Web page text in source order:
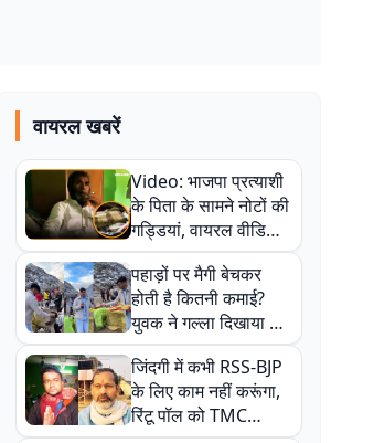
वायरल खबरें
Video: भाजपा प्रत्याशी
के पिता के सामने नोटों की
गड्डियां, वायरल वीडियो
से राजनीति में उबाल,
अजित महतो बोले- TMC
की गंदी चाल
पहाड़ों पर मैगी बेचकर
होती है कितनी कमाई?
युवक ने गल्ला दिखाया तो
नौकरी वालों के खड़े हो गए
कान
जिंदगी में कभी RSS-BJP
के लिए काम नहीं करूंगा,
रिंटू पॉल को TMC